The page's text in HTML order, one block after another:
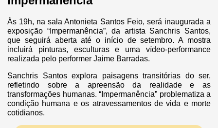
Às 19h, na sala Antonieta Santos Feio, será inaugurada a
exposição “Impermanência”, da artista Sanchris Santos,
que seguirá aberta até o início de setembro. A mostra
incluirá pinturas, esculturas e uma vídeo-performance
realizada pelo performer Jaime Barradas.
Sanchris Santos explora paisagens transitórias do ser,
refletindo sobre a apreensão da realidade e as
transformações humanas. “Impermanência” problematiza a
condição humana e os atravessamentos de vida e morte
cotidianos.